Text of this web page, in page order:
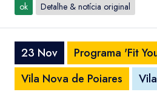
ok Detalhe & notícia original
23 Nov
Programa 'Fit
Vila Nova de Poiares